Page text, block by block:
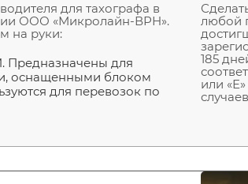
для тахографа в
ООО «Микролайн-ВРН».
на руки:
Предназначены для
оснащенными блоком
для перевозок по
любой
185
или